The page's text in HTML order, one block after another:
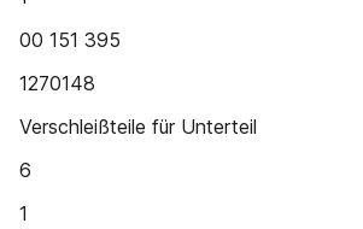
00 151 395
1270148
Verschleißteile für Unterteil
6
1